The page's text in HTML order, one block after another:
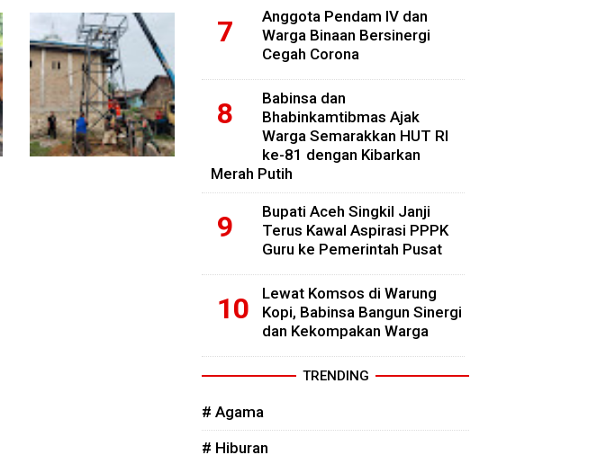
Jembatan Garuda
Rampung, Warga
Teladan Baru Kini
Nikmati Akses Lebih
Lancar
Anggota Pendam IV dan
Warga Binaan Bersinergi
Cegah Corona
Babinsa dan
Bhabinkamtibmas Ajak
Warga Semarakkan HUT RI
ke-81 dengan Kibarkan
Merah Putih
Bupati Aceh Singkil Janji
Terus Kawal Aspirasi PPPK
Guru ke Pemerintah Pusat
Lewat Komsos di Warung
Kopi, Babinsa Bangun Sinergi
dan Kekompakan Warga
TRENDING
# Agama
# Hiburan